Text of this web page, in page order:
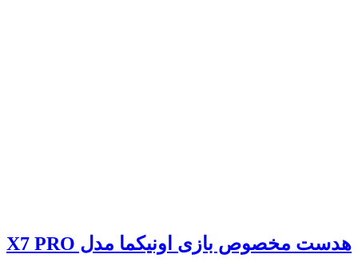
هدست مخصوص بازی اونیکما مدل X7 PRO